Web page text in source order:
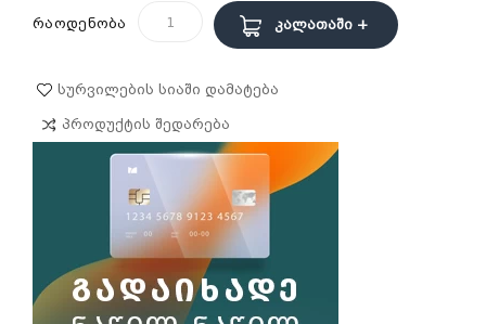
რაოდენობა Კალათაში +
Სურვილების Სიაში Დამატება
Პროდუქტის Შედარება